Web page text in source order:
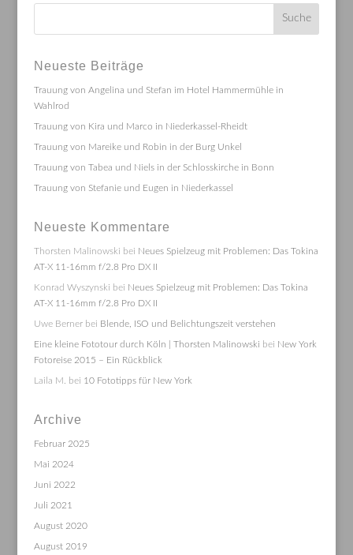
Neueste Beiträge
Trauung von Angelina und Stefan im Hotel Hammermühle in
Wahlrod
Trauung von Kira und Marco in Niederkassel-Rheidt
Trauung von Mareike und Robin in der Burg Unkel
Trauung von Tabea und Niels in der Schlosskirche in Bonn
Trauung von Stefanie und Eugen in Niederkassel
Neueste Kommentare
Thorsten Malinowski bei Neues Spielzeug mit Problemen: Das Tokina
AT-X 11-16mm f/2.8 Pro DX II
Konrad Wyszynski bei Neues Spielzeug mit Problemen: Das Tokina
AT-X 11-16mm f/2.8 Pro DX II
Uwe Bernerbei Blende, ISO und Belichtungszeit verstehen
Eine kleine Fototour durch Köln | Thorsten Malinowski bei New York
Fotoreise 2015 – Ein Rückblick
Laila M. bei 10 Fototipps für New York
Archive
Februar 2025
Mai 2024
Juni 2022
Juli 2021
August 2020
August 2019